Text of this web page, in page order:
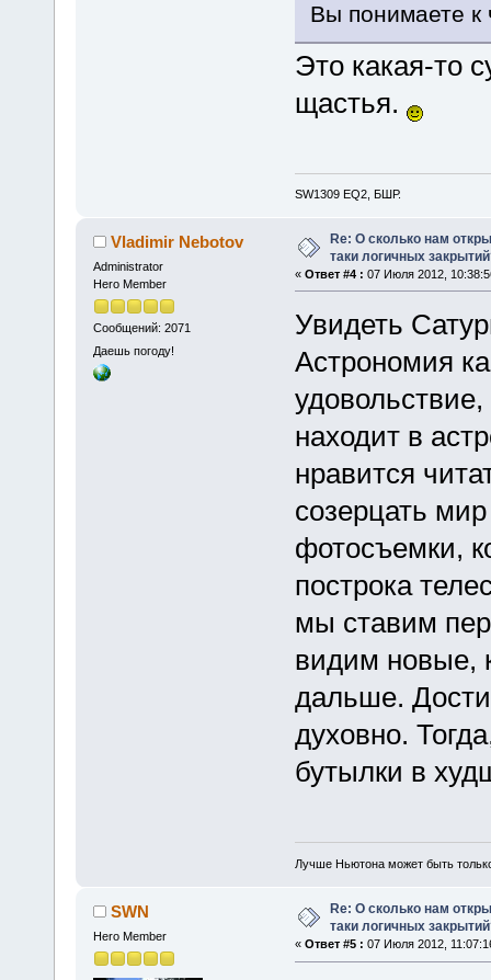
Вы понимаете к
Это какая-то
щастья.
SW1309 EQ2, БШР.
Vladimir Nebotov
Administrator
Hero Member
Сообщений: 2071
Даешь погоду!
Re: О сколько нам
таки логичных
« Ответ #4 : 07 Июля 2012,
Увидеть
Астрономия
находит в
нравится
созерцать
фотосъемки,
построка
мы ставим
видим новые,
дальше.
духовно.
бутылки в
Лучше Ньютона может быть
SWN
Hero Member
Re: О сколько нам
таки логичных
« Ответ #5 : 07 Июля 2012,